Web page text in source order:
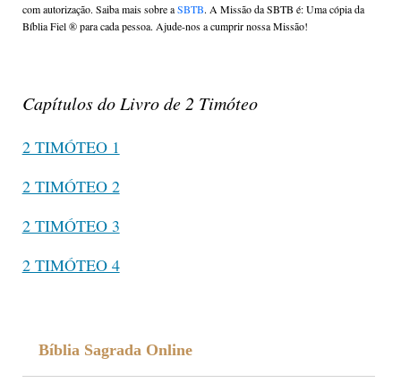
com autorização. Saiba mais sobre aSBTB. A Missão da SBTB é: Uma cópia da
Bíblia Fiel ®️ para cada pessoa. Ajude-nos a cumprir nossa Missão!
Capítulos do Livro de 2 Timóteo
2 TIMÓTEO 1
2 TIMÓTEO 2
2 TIMÓTEO 3
2 TIMÓTEO 4
Bíblia Sagrada Online